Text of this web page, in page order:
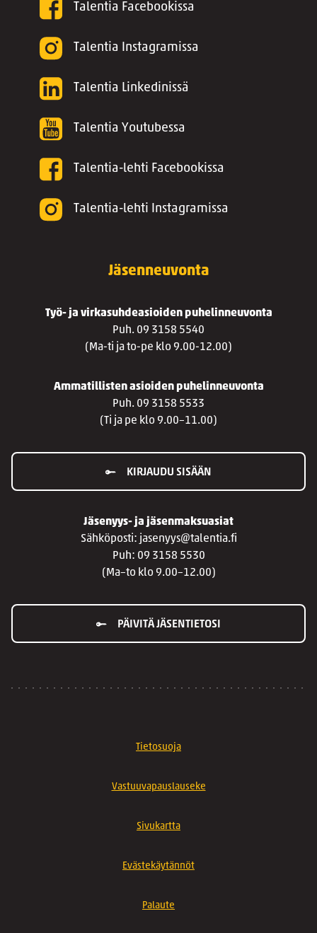
Talentia Facebookissa
Talentia Instagramissa
Talentia Linkedinissä
Talentia Youtubessa
Talentia-lehti Facebookissa
Talentia-lehti Instagramissa
Jäsenneuvonta
Työ- ja virkasuhdeasioiden puhelinneuvonta
Puh. 09 3158 5540
(Ma-ti ja to-pe klo 9.00-12.00)
Ammatillisten asioiden puhelinneuvonta
Puh. 09 3158 5533
(Ti ja pe klo 9.00–11.00)
KIRJAUDU SISÄÄN
Jäsenyys- ja jäsenmaksuasiat
Sähköposti: jasenyys@talentia.fi
Puh: 09 3158 5530
(Ma–to klo 9.00–12.00)
PÄIVITÄ JÄSENTIETOSI
Tietosuoja
Vastuuvapauslauseke
Sivukartta
Evästekäytännöt
Palaute